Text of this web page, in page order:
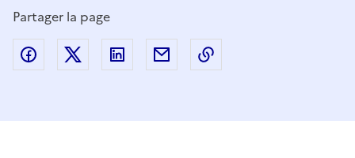
Partager la page
Partager sur Facebook
Partager sur Twitter
Partager sur LinkedIn
Partager par email